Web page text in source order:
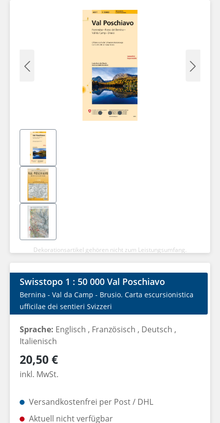
Zum Hauptinhalt springen
Dekorationsartikel gehören nicht zum Leistungsumfang.
Swisstopo 1 : 50 000 Val Poschiavo
Bernina - Val da Camp - Brusio. Carta escursionistica
ufficilae dei sentieri Svizzeri
Sprache: Englisch , Französisch , Deutsch ,
Italienisch
Regulärer Preis:
20,50 €
inkl. MwSt.
Versandkostenfrei per Post / DHL
Aktuell nicht verfügbar